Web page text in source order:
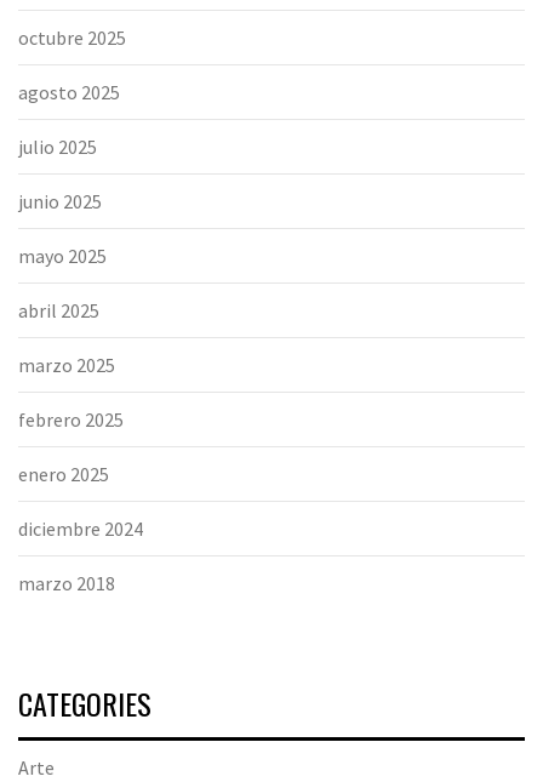
octubre 2025
agosto 2025
julio 2025
junio 2025
mayo 2025
abril 2025
marzo 2025
febrero 2025
enero 2025
diciembre 2024
marzo 2018
CATEGORIES
Arte